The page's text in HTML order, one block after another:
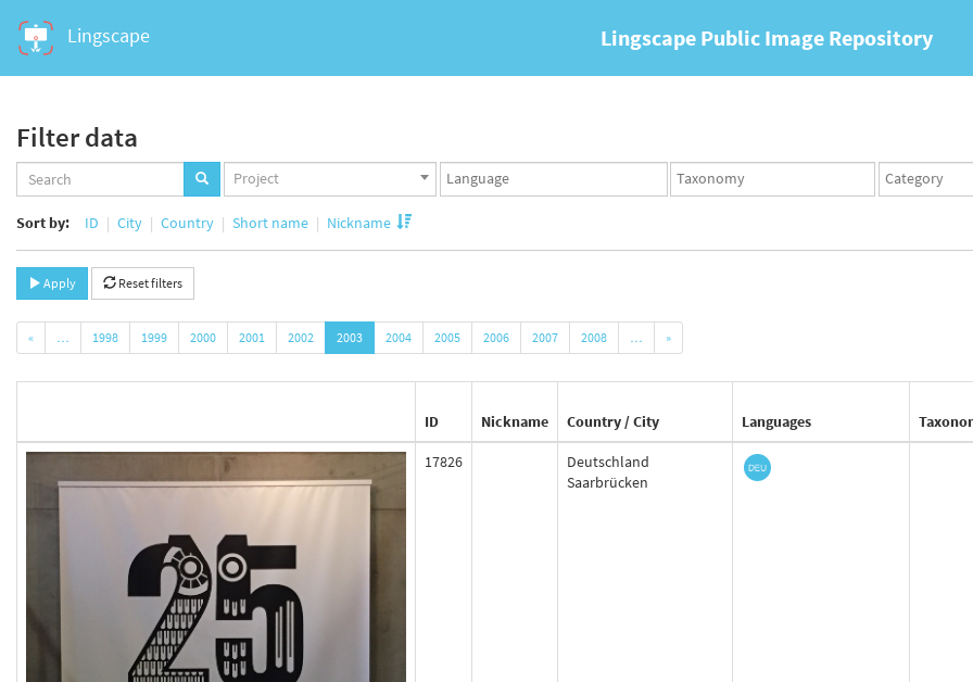
Lingscape Lingscape Public Image Repository
Filter data
Projects
set
Project
Languages
set
Taxonomy
set
Taxonomy
term
Sort by: ID City Country Short name Nickname
Apply Reset filters
« … 1998 1999 2000 2001 2002 2003 2004 2005 2006 2007 2008 … »
ID Nickname Country / City Languages
17826
Deutschland
Saarbrücken